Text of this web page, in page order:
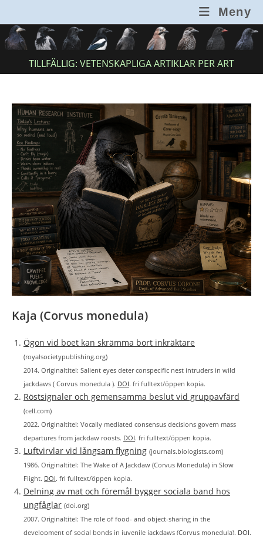
innehållet
Meny
TILLFÄLLIG: VETENSKAPLIGA ARTIKLAR PER ART
Kaja (Corvus monedula)
Ögon vid boet kan skrämma bort inkräktare
(royalsocietypublishing.org)
2014. Originaltitel: Salient eyes deter conspecific nest intruders in wild
jackdaws ( Corvus monedula ). DOI. fri fulltext/öppen kopia.
Röstsignaler och gemensamma beslut vid gruppavfärd
(cell.com)
2022. Originaltitel: Vocally mediated consensus decisions govern mass
departures from jackdaw roosts. DOI. fri fulltext/öppen kopia.
Luftvirvlar vid långsam flygning (journals.biologists.com)
1986. Originaltitel: The Wake of A Jackdaw (Corvus Monedula) in Slow
Flight. DOI. fri fulltext/öppen kopia.
Delning av mat och föremål bygger sociala band hos
ungfåglar (doi.org)
2007. Originaltitel: The role of food- and object-sharing in the
development of social bonds in juvenile jackdaws (Corvus monedula). DOI.